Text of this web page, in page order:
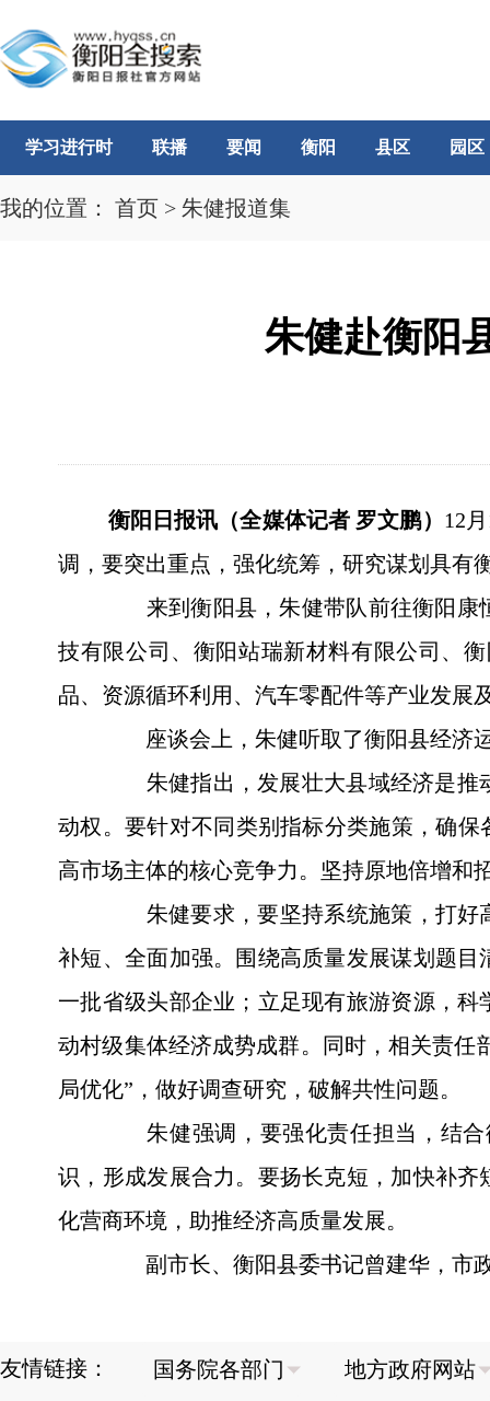
学习进行时 联播 要闻 衡阳 县区 园区
我的位置： 首页 > 朱健报道集
朱健赴衡阳
衡阳日报讯（全媒体记者 罗文鹏） 12
调，要突出重点，强化统筹，研究谋划具有
来到衡阳县，朱健带队前往衡阳康
技有限公司、衡阳站瑞新材料有限公司、
品、资源循环利用、汽车零配件等产业发展
座谈会上，朱健听取了衡阳县经济运
朱健指出，发展壮大县域经济是推
动权。要针对不同类别指标分类施策，确
高市场主体的核心竞争力。坚持原地倍增和
朱健要求，要坚持系统施策，打好高
补短、全面加强。围绕高质量发展谋划题
一批省级头部企业；立足现有旅游资源，
动村级集体经济成势成群。同时，相关责任
局优化”，做好调查研究，破解共性问题。
朱健强调，要强化责任担当，结合
识，形成发展合力。要扬长克短，加快补
化营商环境，助推经济高质量发展。
副市长、衡阳县委书记曾建华，市
友情链接：